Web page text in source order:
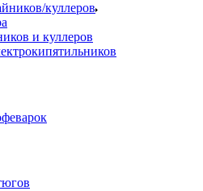
куллеров
и куллеров